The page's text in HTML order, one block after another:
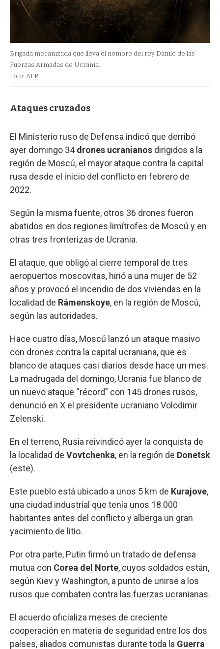
Brigada mecanizada que lleva el nombre del rey Danilo de las
Fuerzas Armadas de Ucrania.
Foto: AFP
Ataques cruzados
El Ministerio ruso de Defensa indicó que derribó
ayer domingo 34drones ucranianos dirigidos a la
región de Moscú, el mayor ataque contra la capital
rusa desde el inicio del conflicto en febrero de
2022.
Según la misma fuente, otros 36 drones fueron
abatidos en dos regiones limítrofes de Moscú y en
otras tres fronterizas de Ucrania.
El ataque, que obligó al cierre temporal de tres
aeropuertos moscovitas, hirió a una mujer de 52
años y provocó el incendio de dos viviendas en la
localidad de Rámenskoye, en la región de Moscú,
según las autoridades.
Hace cuatro días, Moscú lanzó un ataque masivo
con drones contra la capital ucraniana, que es
blanco de ataques casi diarios desde hace un mes.
La madrugada del domingo, Ucrania fue blanco de
un nuevo ataque “récord” con 145 drones rusos,
denunció en X el presidente ucraniano Volodimir
Zelenski.
En el terreno, Rusia reivindicó ayer la conquista de
la localidad de Vovtchenka, en la región de Donetsk
(este).
Este pueblo está ubicado a unos 5 km de Kurajove,
una ciudad industrial que tenía unos 18.000
habitantes antes del conflicto y alberga un gran
yacimiento de litio.
Por otra parte, Putin firmó un tratado de defensa
mutua con Corea del Norte, cuyos soldados están,
según Kiev y Washington, a punto de unirse a los
rusos que combaten contra las fuerzas ucranianas.
El acuerdo oficializa meses de creciente
cooperación en materia de seguridad entre los dos
países, aliados comunistas durante toda la Guerra